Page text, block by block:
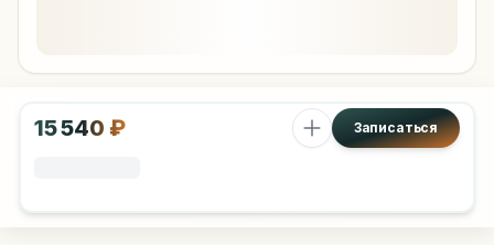
15 540 ₽ Записаться